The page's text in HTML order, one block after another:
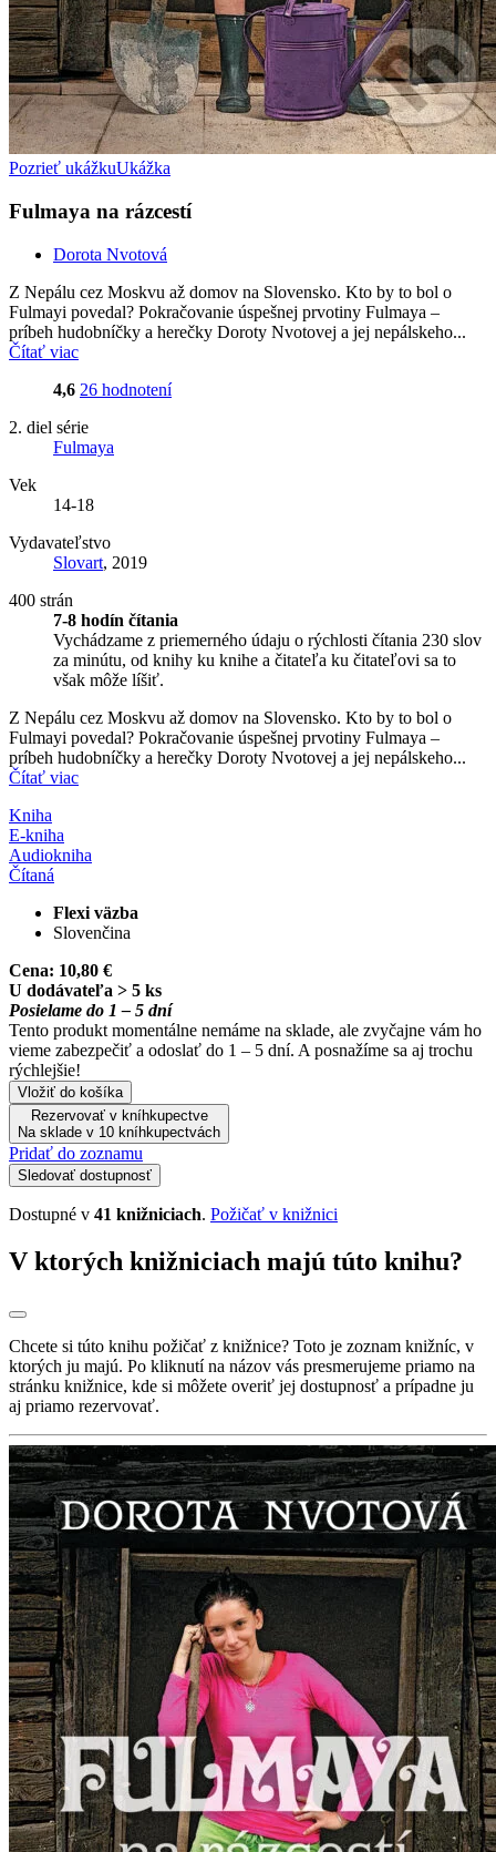
Pozrieť ukážkuUkážka
Fulmaya na rázcestí
Dorota Nvotová
Z Nepálu cez Moskvu až domov na Slovensko. Kto by to bol o
Fulmayi povedal? Pokračovanie úspešnej prvotiny Fulmaya –
príbeh hudobníčky a herečky Doroty Nvotovej a jej nepálskeho...
Čítať viac
4,6 26 hodnotení
2. diel série
Fulmaya
Vek
14-18
Vydavateľstvo
Slovart, 2019
400 strán
7-8 hodín čítania
Vychádzame z priemerného údaju o rýchlosti čítania 230 slov
za minútu, od knihy ku knihe a čitateľa ku čitateľovi sa to
však môže líšiť.
Z Nepálu cez Moskvu až domov na Slovensko. Kto by to bol o
Fulmayi povedal? Pokračovanie úspešnej prvotiny Fulmaya –
príbeh hudobníčky a herečky Doroty Nvotovej a jej nepálskeho...
Čítať viac
Kniha
E-kniha
Audiokniha
Čítaná
Flexi väzba
Slovenčina
Cena: 10,80 €
U dodávateľa > 5 ks
Posielame do 1 – 5 dní
Tento produkt momentálne nemáme na sklade, ale zvyčajne vám ho
vieme zabezpečiť a odoslať do 1 – 5 dní. A posnažíme sa aj trochu
rýchlejšie!
Vložiť do košíka
Rezervovať v kníhkupectve
Na sklade v 10 kníhkupectvách
Pridať do zoznamu
Sledovať dostupnosť
Dostupné v 41 knižniciach. Požičať v knižnici
V ktorých knižniciach majú túto knihu?
Chcete si túto knihu požičať z knižnice? Toto je zoznam knižníc, v
ktorých ju majú. Po kliknutí na názov vás presmerujeme priamo na
stránku knižnice, kde si môžete overiť jej dostupnosť a prípadne ju
aj priamo rezervovať.